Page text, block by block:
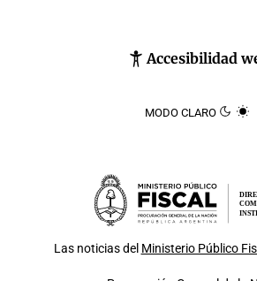
Accesibilidad
MODO CLARO
Las noticias del Ministerio Público